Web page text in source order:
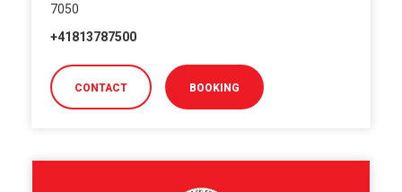
7050
+41813787500
CONTACT BOOKING